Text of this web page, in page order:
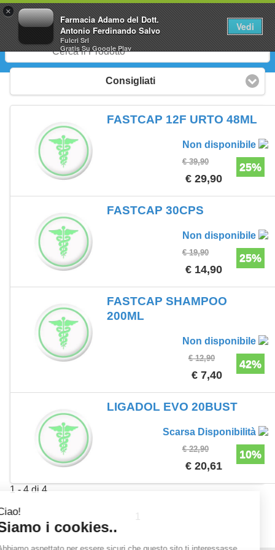
×
Farmacia Adamo del Dott.
Antonio Ferdinando Salvo
Fulcri Srl
GratisSu Google Play
Vedi
0
Consigliati
FASTCAP 12F URTO 48ML
Non disponibile
25%
€ 39,90
€ 29,90
FASTCAP 30CPS
Non disponibile
25%
€ 19,90
€ 14,90
FASTCAP SHAMPOO
200ML
Non disponibile
42%
€ 12,90
€ 7,40
LIGADOL EVO 20BUST
Scarsa Disponibilità
10%
€ 22,90
€ 20,61
1 - 4 di 4